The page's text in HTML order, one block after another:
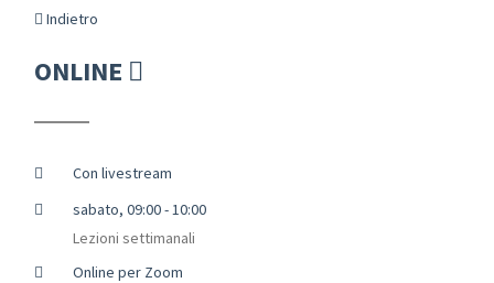
Indietro
ONLINE
Con livestream
sabato, 09:00 - 10:00
Lezioni settimanali
Online per Zoom